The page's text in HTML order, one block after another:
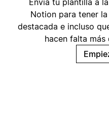
Envía tu plantilla a
Notion para tener
destacada e incluso
hacen falta más